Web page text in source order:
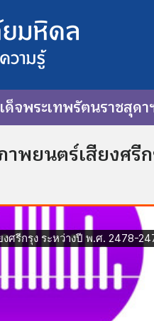
ด็จพระเทพรัตนราชสุด
พยนตร์เสียงศรี